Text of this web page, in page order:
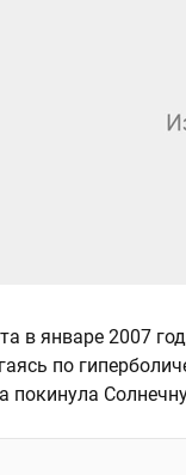
в январе 2007
по
покинула